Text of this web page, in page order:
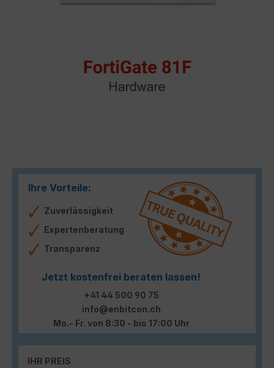
Ihre Vorteile:
Zuverlässigkeit
Expertenberatung
Transparenz
Jetzt kostenfrei beraten lassen!
+41 44 500 90 75
info@enbitcon.ch
Mo.- Fr. von 8:30 - bis 17:00 Uhr
IHR PREIS